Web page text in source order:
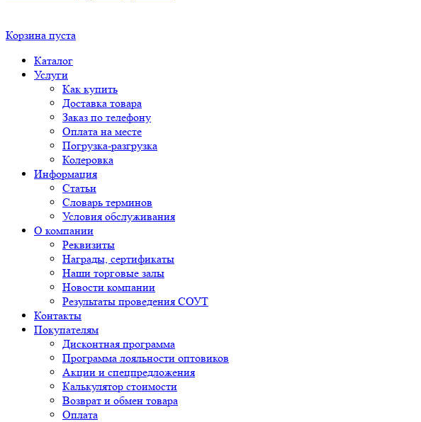
Корзина пуста
Каталог
Услуги
Как купить
Доставка товара
Заказ по телефону
Оплата на месте
Погрузка-разгрузка
Колеровка
Информация
Статьи
Словарь терминов
Условия обслуживания
О компании
Реквизиты
Награды, сертификаты
Наши торговые залы
Новости компании
Результаты проведения СОУТ
Контакты
Покупателям
Дисконтная программа
Программа лояльности оптовиков
Акции и спецпредложения
Калькулятор стоимости
Возврат и обмен товара
Оплата